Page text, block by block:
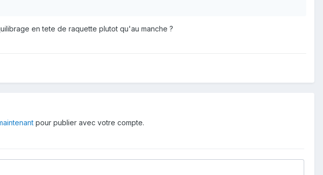
en tete de raquette plutot qu'au manche ?
pour publier avec votre compte.